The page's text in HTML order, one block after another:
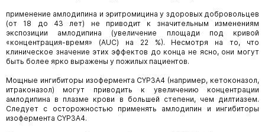
применение амлодипина и эритромицина у здоровых добровольцев
(от 18 до 43 лет) не приводит к значительным изменениям
экспозиции амлодипина (увеличение площади под кривой
«концентрация-время» (AUC) на 22 %). Несмотря на то, что
клиническое значение этих эффектов до конца не ясно, они могут
быть более ярко выражены у пожилых пациентов.
Мощные ингибиторы изофермента CYP3A4 (например, кетоконазол,
итраконазол) могут приводить к увеличению концентрации
амлодипина в плазме крови в большей степени, чем дилтиазем.
Следует с осторожностью применять амлодипин и ингибиторы
изофермента CYP3A4.